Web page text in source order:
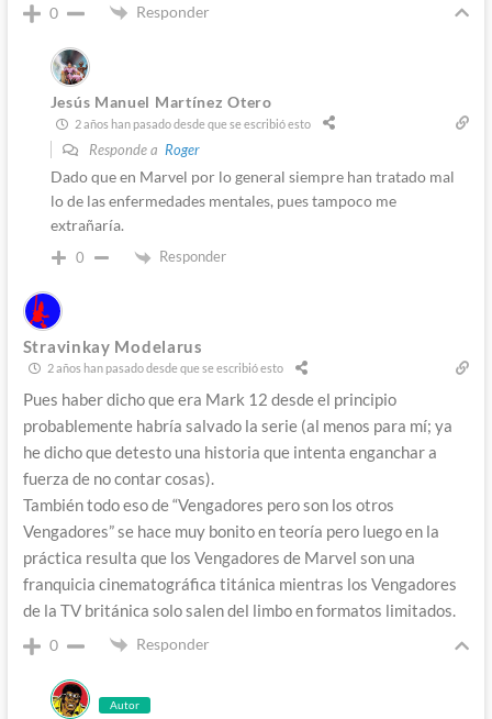
0 Responder
Jesús Manuel Martínez Otero
2 años han pasado desde que se escribió esto
Responde a Roger
Dado que en Marvel por lo general siempre han tratado mal
lo de las enfermedades mentales, pues tampoco me
extrañaría.
0 Responder
Stravinkay Modelarus
2 años han pasado desde que se escribió esto
Pues haber dicho que era Mark 12 desde el principio
probablemente habría salvado la serie (al menos para mí; ya
he dicho que detesto una historia que intenta enganchar a
fuerza de no contar cosas).
También todo eso de “Vengadores pero son los otros
Vengadores” se hace muy bonito en teoría pero luego en la
práctica resulta que los Vengadores de Marvel son una
franquicia cinematográfica titánica mientras los Vengadores
de la TV británica solo salen del limbo en formatos limitados.
0 Responder
Autor